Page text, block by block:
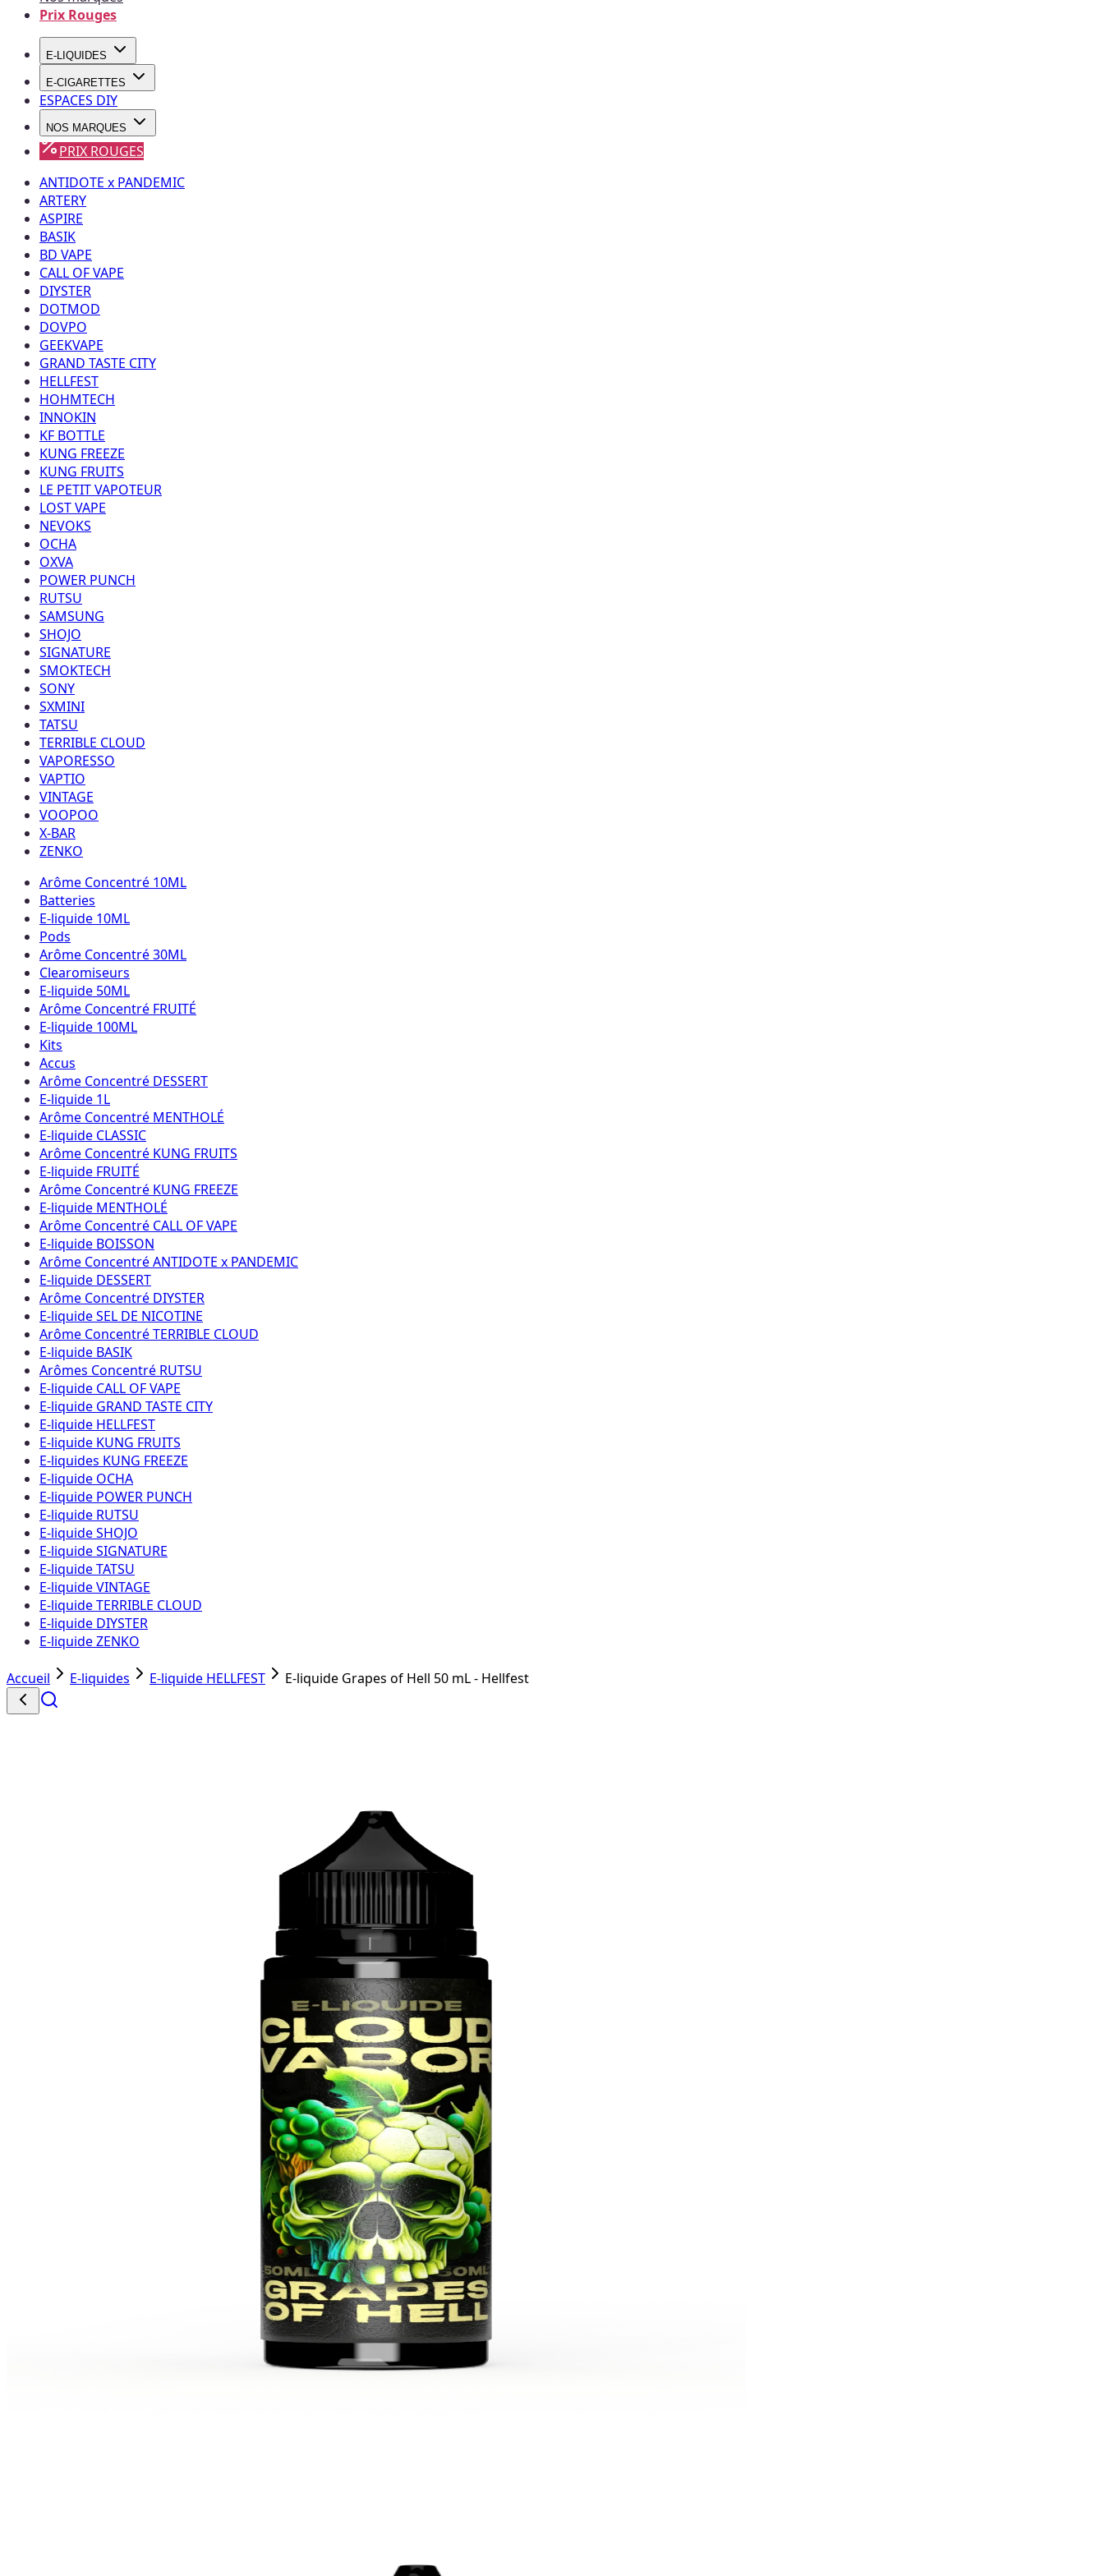
Prix Rouges
E-LIQUIDES
E-CIGARETTES
ESPACES DIY
NOS MARQUES
PRIX ROUGES
ANTIDOTE x PANDEMIC
ARTERY
ASPIRE
BASIK
BD VAPE
CALL OF VAPE
DIYSTER
DOTMOD
DOVPO
GEEKVAPE
GRAND TASTE CITY
HELLFEST
HOHMTECH
INNOKIN
KF BOTTLE
KUNG FREEZE
KUNG FRUITS
LE PETIT VAPOTEUR
LOST VAPE
NEVOKS
OCHA
OXVA
POWER PUNCH
RUTSU
SAMSUNG
SHOJO
SIGNATURE
SMOKTECH
SONY
SXMINI
TATSU
TERRIBLE CLOUD
VAPORESSO
VAPTIO
VINTAGE
VOOPOO
X-BAR
ZENKO
Arôme Concentré 10ML
Batteries
E-liquide 10ML
Pods
Arôme Concentré 30ML
Clearomiseurs
E-liquide 50ML
Arôme Concentré FRUITÉ
E-liquide 100ML
Kits
Accus
Arôme Concentré DESSERT
E-liquide 1L
Arôme Concentré MENTHOLÉ
E-liquide CLASSIC
Arôme Concentré KUNG FRUITS
E-liquide FRUITÉ
Arôme Concentré KUNG FREEZE
E-liquide MENTHOLÉ
Arôme Concentré CALL OF VAPE
E-liquide BOISSON
Arôme Concentré ANTIDOTE x PANDEMIC
E-liquide DESSERT
Arôme Concentré DIYSTER
E-liquide SEL DE NICOTINE
Arôme Concentré TERRIBLE CLOUD
E-liquide BASIK
Arômes Concentré RUTSU
E-liquide CALL OF VAPE
E-liquide GRAND TASTE CITY
E-liquide HELLFEST
E-liquide KUNG FRUITS
E-liquides KUNG FREEZE
E-liquide OCHA
E-liquide POWER PUNCH
E-liquide RUTSU
E-liquide SHOJO
E-liquide SIGNATURE
E-liquide TATSU
E-liquide VINTAGE
E-liquide TERRIBLE CLOUD
E-liquide DIYSTER
E-liquide ZENKO
Accueil E-liquides E-liquide HELLFEST E-liquide Grapes of Hell 50 mL - Hellfest